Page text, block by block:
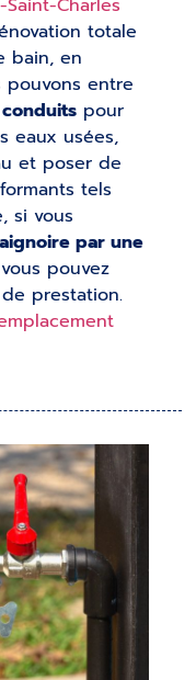
Charles
totale
bain, en
pouvons entre
pour
eaux usées,
et poser de
tels
si vous
par une
pouvez
prestation.